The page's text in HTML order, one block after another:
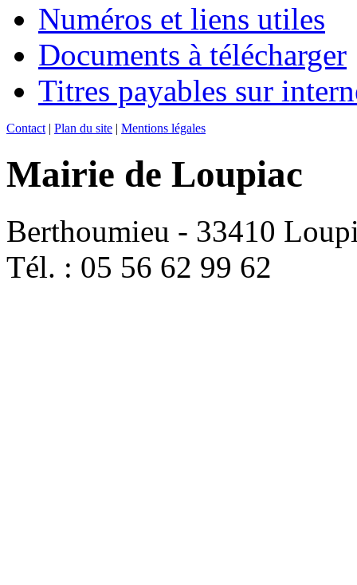
Numéros et liens utiles
Documents à télécharger
Titres payables sur
Contact | Plan du site | Mentions légales
Mairie de Loupiac
Berthoumieu - 33410
Tél. : 05 56 62 99 62